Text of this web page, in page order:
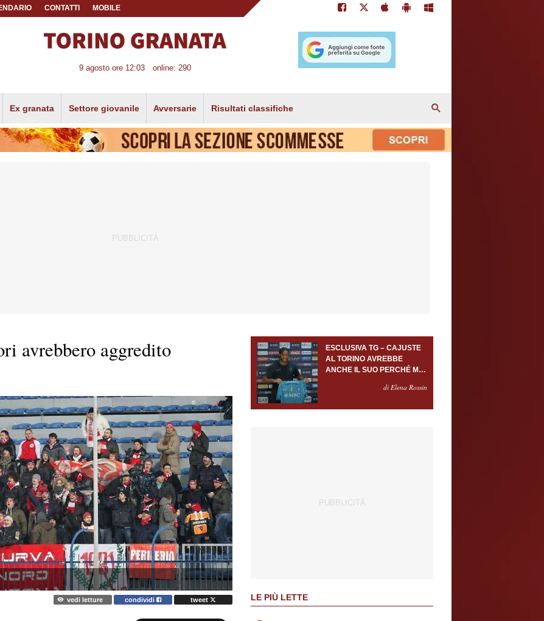
CONTATTI MOBILE
9 agosto ore 12:03 online: 290
Ex granata Settore giovanile Avversarie Risultati classifiche
avrebbero aggredito
vedi letture condividi tweet
ESCLUSIVA TG – CAJUSTE
AL TORINO AVREBBE
ANCHE IL SUO PERCHÉ MA
di Elena Rossin
LE PIÙ LETTE